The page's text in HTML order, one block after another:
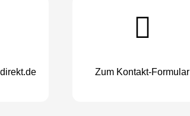
Zum Kontakt-Formular